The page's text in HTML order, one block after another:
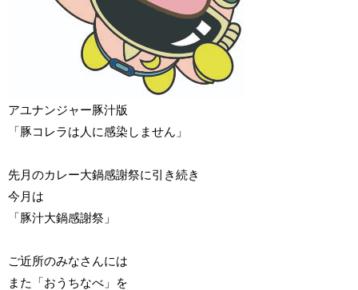
アユナンジャー豚汁版
「豚コレラは人に感染しません」
先月のカレー大鍋感謝祭に引き続き
今月は
「豚汁大鍋感謝祭」
ご近所のみなさんには
また「おうちなべ」を